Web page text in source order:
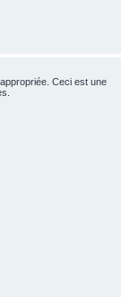
Ceci est une